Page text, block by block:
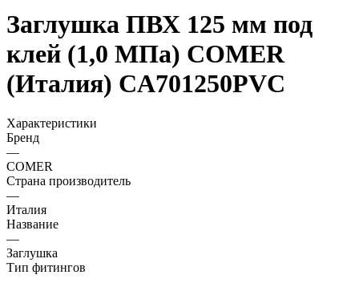
Заглушка ПВХ 125 мм под
клей (1,0 МПа) COMER
(Италия) CA701250PVC
Характеристики
Бренд
—
COMER
Страна производитель
—
Италия
Название
—
Заглушка
Тип фитингов